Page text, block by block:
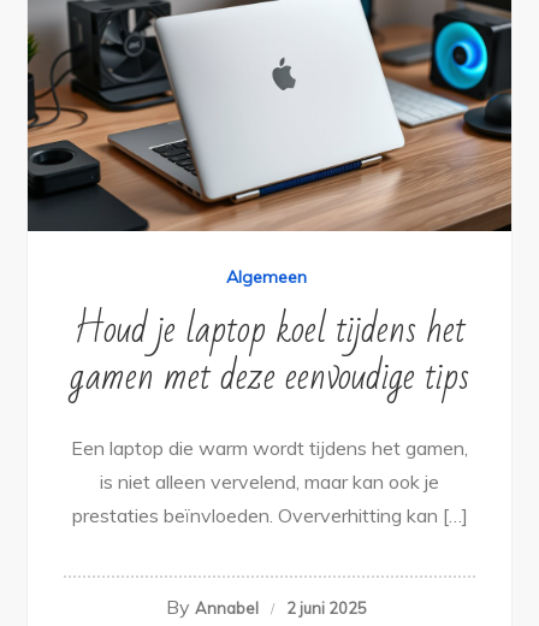
Algemeen
Houd je laptop koel tijdens het
gamen met deze eenvoudige tips
Een laptop die warm wordt tijdens het gamen,
is niet alleen vervelend, maar kan ook je
prestaties beïnvloeden. Oververhitting kan […]
By Annabel 2 juni 2025